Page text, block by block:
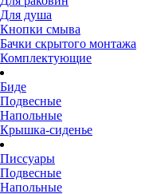
Для душа
Кнопки смыва
Бачки скрытого монтажа
Комплектующие
Биде
Подвесные
Напольные
Крышка-сиденье
Писсуары
Подвесные
Напольные